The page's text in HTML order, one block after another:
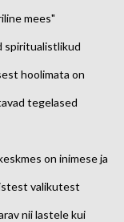
mees"
spiritualistlikud
hoolimata on
tegelased
on inimese ja
valikutest
nii lastele kui